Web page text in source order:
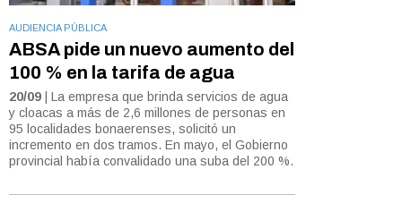
AUDIENCIA PÚBLICA
ABSA pide un nuevo aumento del
100 % en la tarifa de agua
20/09 | La empresa que brinda servicios de agua
y cloacas a más de 2,6 millones de personas en
95 localidades bonaerenses, solicitó un
incremento en dos tramos. En mayo, el Gobierno
provincial había convalidado una suba del 200 %.